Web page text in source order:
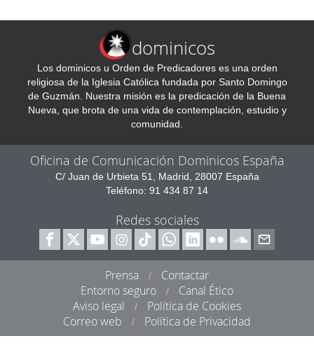
dominicos
Los dominicos u Orden de Predicadores es una orden
religiosa de la Iglesia Católica fundada por Santo Domingo
de Guzmán. Nuestra misión es la predicación de la Buena
Nueva, que brota de una vida de contemplación, estudio y
comunidad.
Oficina de Comunicación Dominicos España
C/ Juan de Urbieta 51, Madrid, 28007 España
Teléfono: 91 434 87 14
Redes sociales
Prensa /
Contactar
Entorno seguro
/
Canal Ético
Aviso legal
/
Política de Cookies
Correo web
/ Política de Privacidad